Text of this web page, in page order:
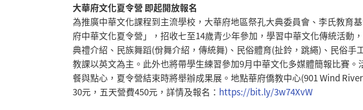
大華府文化夏令營 即起開放報名
為推廣中華文化課程到主流學校，大華府地區祭孔大典委員會、 李氏教育
府中華文化夏令營」，招收七至14歲青少年參加， 學習中華文化傳統活動
典禮介紹、民族舞蹈(佾舞介紹，傳統舞)、 民俗體育(扯鈴，跳繩)、民俗手
教課以英文為主。 此外也將帶學生練習參加9月中華文化多媒體簡報比賽。
餐與點心， 夏令營結束時將舉辦成果展。地點華府僑教中心(901 Wind
30元， 五天營費450元，詳情及報名： https://bit.ly/3w74XvW